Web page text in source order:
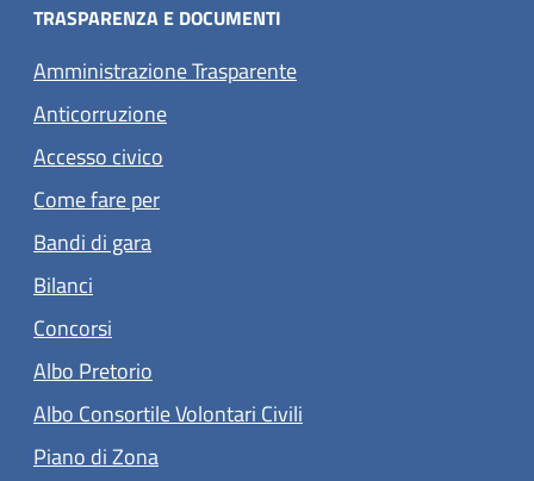
TRASPARENZA E DOCUMENTI
Amministrazione Trasparente
Anticorruzione
Accesso civico
Come fare per
Bandi di gara
Bilanci
Concorsi
Albo Pretorio
Albo Consortile Volontari Civili
Piano di Zona